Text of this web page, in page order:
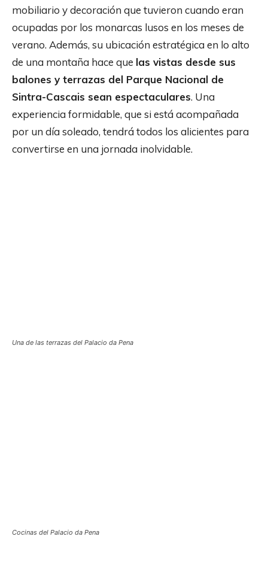
mobiliario y decoración que tuvieron cuando eran
ocupadas por los monarcas lusos en los meses de
verano. Además, su ubicación estratégica en lo alto
de una montaña hace que las vistas desde sus
balones y terrazas del Parque Nacional de
Sintra-Cascais sean espectaculares. Una
experiencia formidable, que si está acompañada
por un día soleado, tendrá todos los alicientes para
convertirse en una jornada inolvidable.
Una de las terrazas del Palacio da Pena
Cocinas del Palacio da Pena